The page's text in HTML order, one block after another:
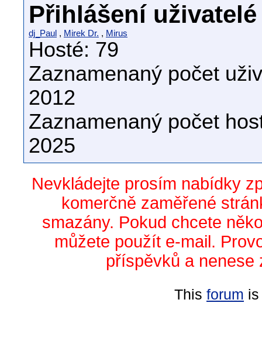
Přihlášení uživatelé
dj_Paul , Mirek Dr. , Mirus
Hosté: 79
Zaznamenaný počet
2012
Zaznamenaný počet
2025
Nevkládejte prosím nabídky
komerčně zaměřené
smazány. Pokud chcete
můžete použít e-mail.
příspěvků a nenese
This forum